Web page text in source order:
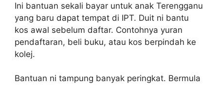
Ini bantuan sekali bayar untuk anak Terengganu
yang baru dapat tempat di IPT. Duit ni bantu
kos awal sebelum daftar. Contohnya yuran
pendaftaran, beli buku, atau kos berpindah ke
kolej.
Bantuan ni tampung banyak peringkat. Bermula